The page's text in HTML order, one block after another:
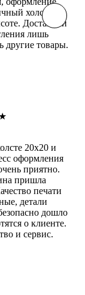
холст
Доставили
лишь
другие товары.
20х20 и
оформления
приятно.
пришла
печати
детали
дошло
о клиенте.
и сервис.